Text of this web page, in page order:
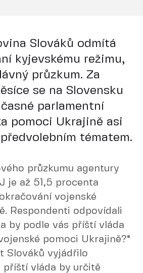
Slováků odmítá
kyjevskému režimu,
průzkum. Za
se na Slovensku
parlamentní
pomoci Ukrajině asi
tématem.
průzkumu agentury
je až 51,5 procenta
vojenské
Respondenti odpovídali
by podle vás příští vláda
pomoci Ukrajině?“
Slováků vyjádřilo
příští vláda by určitě